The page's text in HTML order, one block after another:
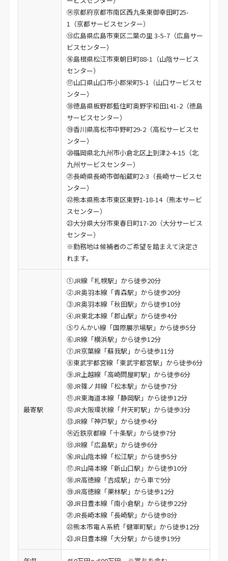
⑭京都府京都市南区西九条東御幸田町25-
1（京都サービスセンター）
⑮広島県広島市東区二葉の里 3-5-7（広島サー
ビスセンター）
⑯島根県松江市東朝日町88-1（山陰サービス
センター）
⑰山口県山口市小郡栄町5-1（山口サービスセ
ンター）
⑱徳島県板野郡藍住町奥野字和田141-2（徳島
サービスセンター）
⑲香川県高松市中野町29-2（高松サービスセ
ンター）
⑳福岡県北九州市小倉北区上到津2-4-15（北
九州サービスセンター）
㉑長崎県長崎市御船蔵町2-3（長崎サービスセ
ンター）
㉒熊本県熊本市東区東野1-18-14（熊本サービ
スセンター）
㉓大分県大分市東春日町17-20（大分サービス
センター）
※勤務地は候補者のご希望を踏まえて決定さ
れます。
最寄駅
①JR線「札幌駅」から徒歩20分
②JR奥羽本線「青森駅」から徒歩20分
③JR奥羽本線「秋田駅」から徒歩10分
④JR東北本線「郡山駅」から徒歩4分
⑤りんかい線「国際展示場駅」から徒歩5分
⑥JR線「横浜駅」から徒歩12分
⑦JR京葉線「蘇我駅」から徒歩11分
⑧東武宇都宮線「東武宇都宮駅」から徒歩6分
⑨JR上越線「高崎問屋町駅」から徒歩6分
⑩JR篠ノ井線「松本駅」から徒歩7分
⑪JR東海道本線「静岡駅」から徒歩12分
⑫JR大阪環状線「弁天町駅」から徒歩3分
⑬JR線「神戸駅」から徒歩4分
⑭近鉄京都線「十条駅」から徒歩7分
⑮JR線「広島駅」から徒歩6分
⑯JR山陰本線「松江駅」から徒歩5分
⑰JR山陽本線「新山口駅」から徒歩10分
⑱JR高徳線「吉成駅」から車で9分
⑲JR高徳線「栗林駅」から徒歩12分
⑳JR日豊本線「南小倉駅」から徒歩22分
㉑JR長崎本線「長崎駅」から徒歩8分
㉒熊本市電Ａ系統「健軍町駅」から徒歩12分
㉓JR日豊本線「大分駅」から徒歩19分